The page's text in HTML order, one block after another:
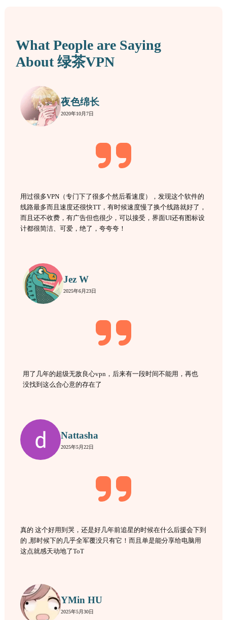
What People are Saying
About 绿茶VPN
夜色绵长
2020年10月7日
用过很多VPN（专门下了很多个然后看速度），发现这个软件的
线路最多而且速度还很快TT，有时候速度慢了换个线路就好了，
而且还不收费，有广告但也很少，可以接受，界面UI还有图标设
计都很简洁、可爱，绝了，夸夸夸！
Jez W
2025年6月23日
用了几年的超级无敌良心vpn，后来有一段时间不能用，再也
没找到这么合心意的存在了
Nattasha
2025年5月22日
真的 这个好用到哭，还是好几年前追星的时候在什么后援会下到
的 ,那时候下的几乎全军覆没只有它！而且单是能分享给电脑用
这点就感天动地了ToT
YMin HU
2025年5月30日